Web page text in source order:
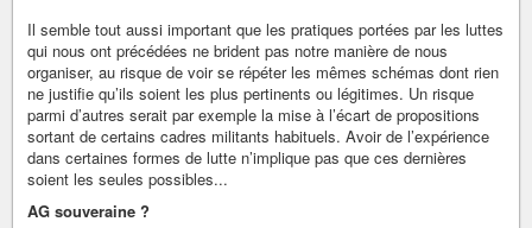
Il semble tout aussi important que les pratiques portées par les luttes
qui nous ont précédées ne brident pas notre manière de nous
organiser, au risque de voir se répéter les mêmes schémas dont rien
ne justifie qu’ils soient les plus pertinents ou légitimes. Un risque
parmi d’autres serait par exemple la mise à l’écart de propositions
sortant de certains cadres militants habituels. Avoir de l’expérience
dans certaines formes de lutte n’implique pas que ces dernières
soient les seules possibles...
AG souveraine ?